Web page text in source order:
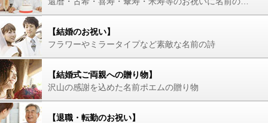
【結婚のお祝い】
フラワーやミラータイプなど素敵な名前の詩
【結婚式ご両親への贈り物】
沢山の感謝を込めた名前ポエムの贈り物
【退職・転勤のお祝い】